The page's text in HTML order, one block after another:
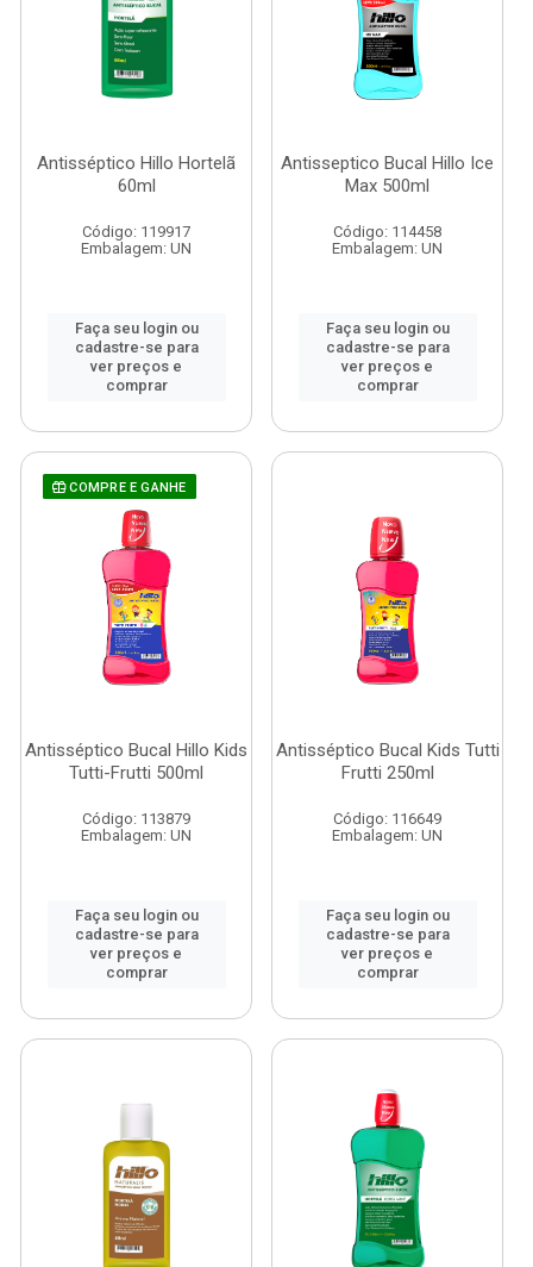
Antisséptico Hillo Hortelã
60ml
Código: 119917
Embalagem: UN
Faça seu login ou
cadastre-se para
ver preços e
comprar
Antisseptico Bucal Hillo Ice
Max 500ml
Código: 114458
Embalagem: UN
Faça seu login ou
cadastre-se para
ver preços e
comprar
COMPRE E GANHE
Antisséptico Bucal Hillo Kids
Tutti-Frutti 500ml
Código: 113879
Embalagem: UN
Faça seu login ou
cadastre-se para
ver preços e
comprar
Antisséptico Bucal Kids Tutti
Frutti 250ml
Código: 116649
Embalagem: UN
Faça seu login ou
cadastre-se para
ver preços e
comprar